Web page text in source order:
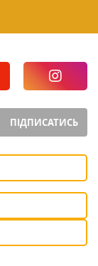
ПІДПИСАТИСЬ